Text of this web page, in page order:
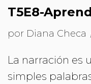
T5E8-
por Diana Checa
La narración es
simples